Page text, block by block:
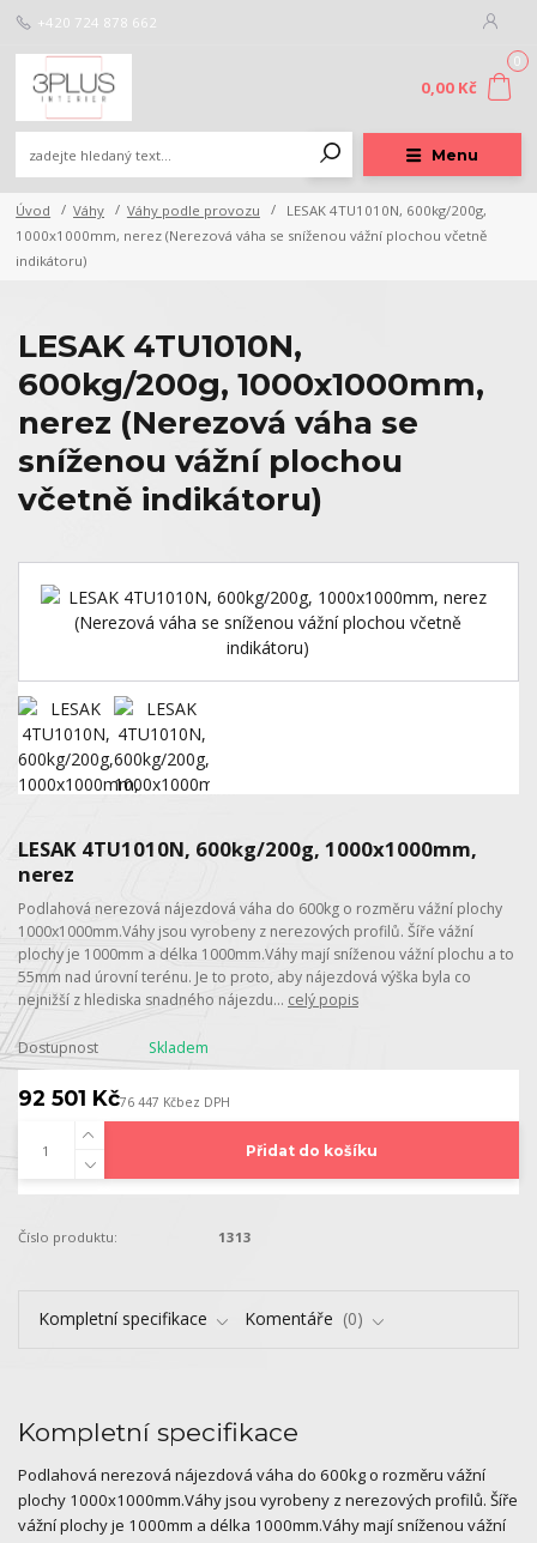
Menu
+420 724 878 662
0
0,00 Kč
Úvod Váhy Váhy podle provozu
LESAK 4TU1010N, 600kg/200g,
1000x1000mm, nerez (Nerezová váha se sníženou vážní plochou včetně
indikátoru)
LESAK 4TU1010N,
600kg/200g, 1000x1000mm,
nerez (Nerezová váha se
sníženou vážní plochou
včetně indikátoru)
LESAK 4TU1010N, 600kg/200g, 1000x1000mm,
nerez
Podlahová nerezová nájezdová váha do 600kg o rozměru vážní plochy
1000x1000mm.Váhy jsou vyrobeny z nerezových profilů. Šíře vážní
plochy je 1000mm a délka 1000mm.Váhy mají sníženou vážní plochu a to
55mm nad úrovní terénu. Je to proto, aby nájezdová výška byla co
nejnižší z hlediska snadného nájezdu... celý popis
Dostupnost Skladem
92 501 Kč76 447 Kčbez DPH
Přidat do košíku
Číslo produktu: 1313
Kompletní specifikace Komentáře 0
Kompletní specifikace
Podlahová nerezová nájezdová váha do 600kg o rozměru vážní
plochy 1000x1000mm.Váhy jsou vyrobeny z nerezových profilů. Šíře
vážní plochy je 1000mm a délka 1000mm.Váhy mají sníženou vážní